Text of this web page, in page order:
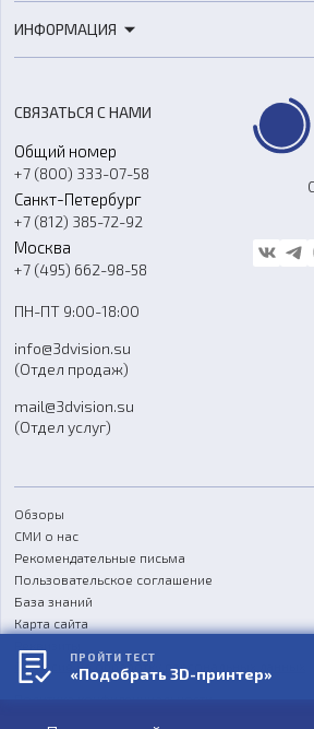
Расходные материалы
Оборудование и материалы для
Аксессуары и прочее оборудование
Программное обеспечение
3D-моделирование
Ремонт и услуги
ИНФОРМАЦИЯ
О компании
Контакты
Гос. закупки
Стать дилером
Блог
FAQ
СВЯЗАТЬСЯ С НАМИ
Общий номер
+7 (800) 333-07-58
Санкт-Петербург
+7 (812) 385-72-92
Москва
+7 (495) 662-98-58
ПН-ПТ 9:00-18:00
info@3dvision.su
(Отдел продаж)
mail@3dvision.su
(Отдел услуг)
Обзоры
СМИ о нас
Рекомендательные письма
Пользовательское соглашение
База знаний
Карта сайта
Согласие на обработку персональных данных
ПРОЙТИ ТЕСТ
«Подобрать 3D-принтер»